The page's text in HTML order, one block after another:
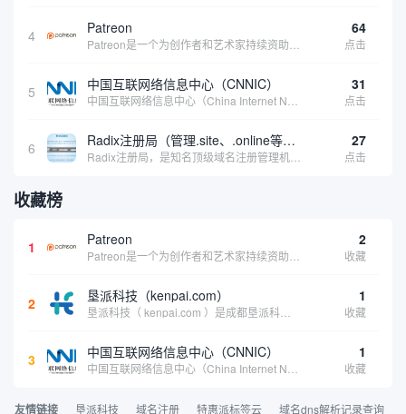
4 Patreon 64
点击
5 中国互联网络信息中心（CNNIC） 31
点击
6 Radix注册局（管理.site、.online等顶级域名） 27
点击
收藏榜
1 Patreon 2
收藏
2 垦派科技（kenpai.com） 1
收藏
3 中国互联网络信息中心（CNNIC） 1
收藏
友情链接 垦派科技 域名注册 特惠派标签云 域名dns解析记录查询